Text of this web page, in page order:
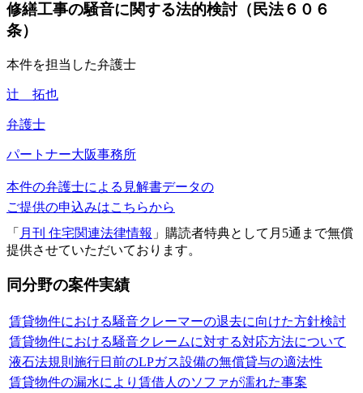
修繕工事の騒音に関する法的検討（民法６０６
条）
本件を担当した弁護士
辻 拓也
弁護士
パートナー大阪事務所
本件の弁護士による見解書データの
ご提供の申込みはこちらから
「 月刊 住宅関連法律情報 」購読者特典として月5通まで無償
提供させていただいております。
同分野の案件実績
賃貸物件における騒音クレーマーの退去に向けた方針検討
賃貸物件における騒音クレームに対する対応方法について
液石法規則施行日前のLPガス設備の無償貸与の適法性
賃貸物件の漏水により賃借人のソファが濡れた事案